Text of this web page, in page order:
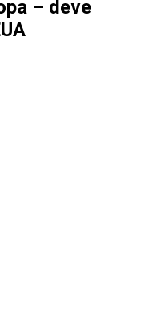
– deve